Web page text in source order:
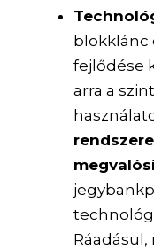
blokklánc
fejlődése
arra a